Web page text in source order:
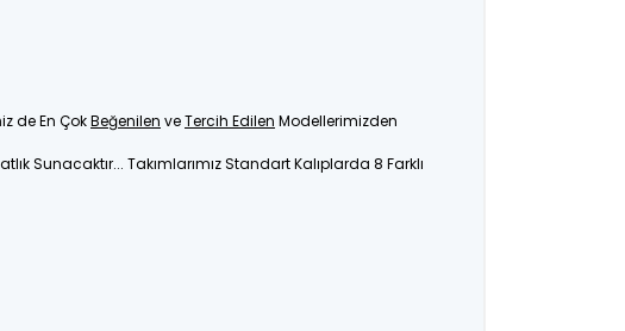
de En ÇokBeğenilen veTercih Edilen Modellerimizden
Sunacaktır... Takımlarımız Standart Kalıplarda 8 Farklı